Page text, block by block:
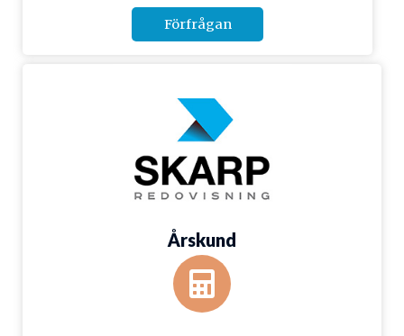
Förfrågan
Årskund